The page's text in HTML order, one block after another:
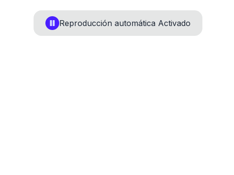
Reproducción automática Activado